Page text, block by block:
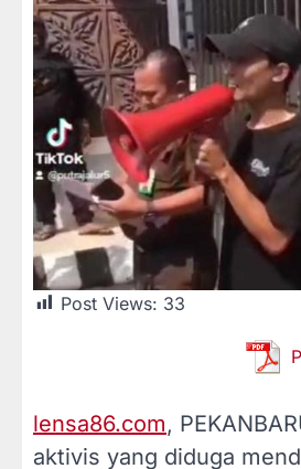
Post Views: 33
lensa86.com,
aktivis yang diduga